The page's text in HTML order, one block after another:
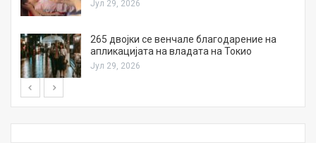
Јул 29, 2026
265 двојки се венчале благодарение на
апликацијата на владата на Токио
Јул 29, 2026